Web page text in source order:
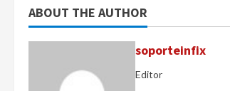
ABOUT THE AUTHOR
soporteinfix
Editor